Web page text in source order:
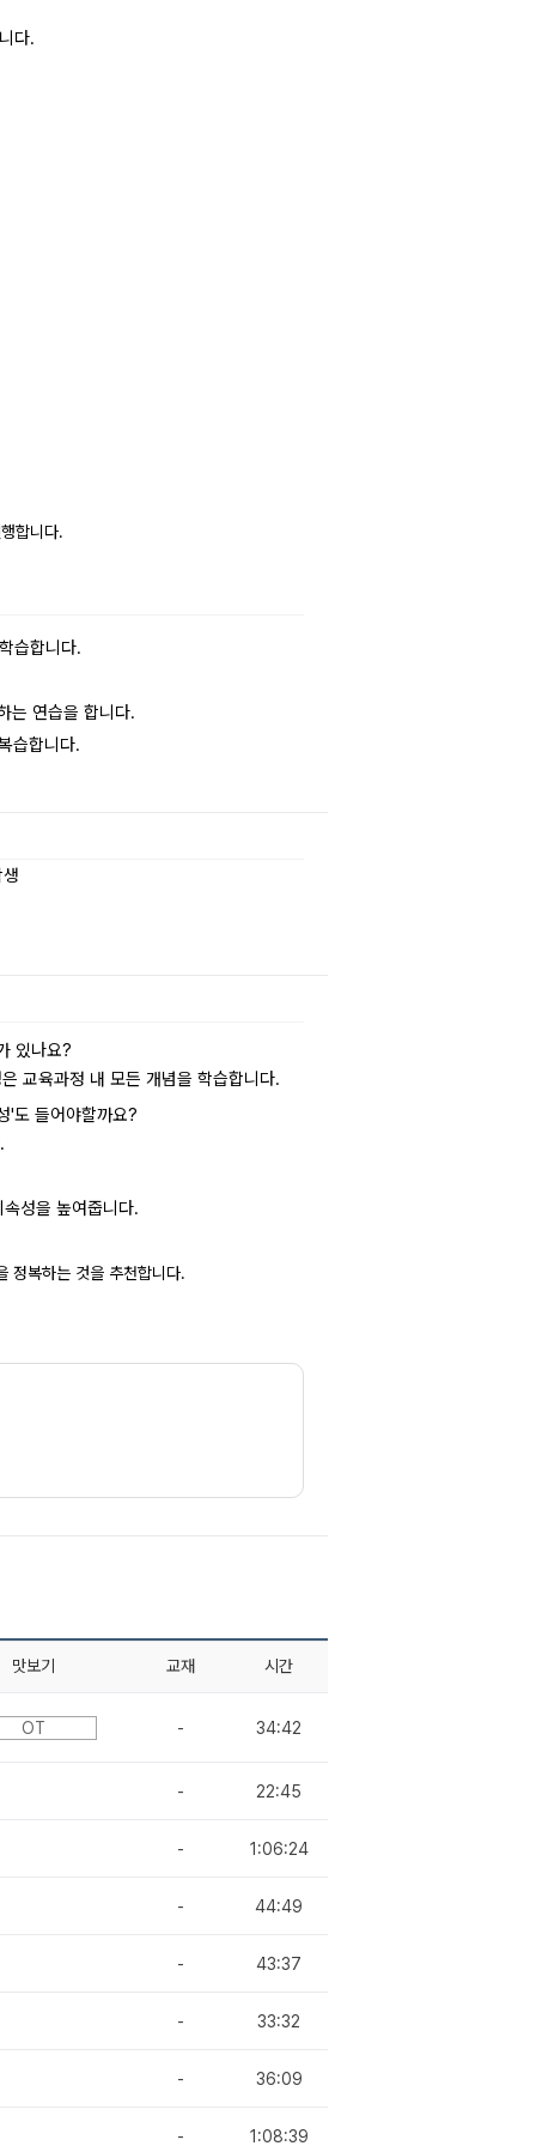
다.
합니다.
습합니다.
는 연습을 합니다.
습합니다.
있나요?
교육과정 내 모든 개념을 학습합니다.
'도 들어야할까요?
성을 높여줍니다.
정복하는 것을 추천합니다.
맛보기 교재 시간
OT - 34:42
- 22:45
- 1:06:24
- 44:49
- 43:37
- 33:32
- 36:09
- 1:08:39